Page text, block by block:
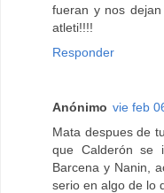
fueran y nos
atleti!!!!
Responder
Anónimo vie feb
Mata despues de
que Calderón se
Barcena y Nanin,
serio en algo de lo